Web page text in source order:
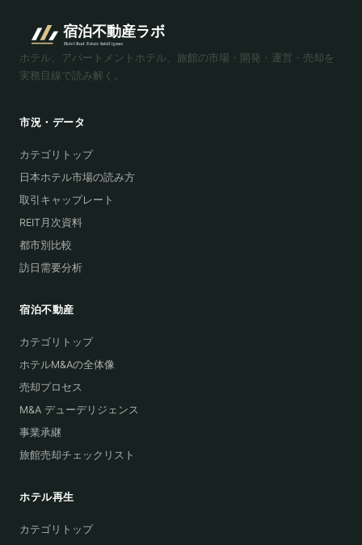
ホテル、アパートメントホテル、旅館の市場・開発・運営・売却を
実務目線で読み解く。
市況・データ
カテゴリトップ
日本ホテル市場の読み方
取引キャップレート
REIT月次資料
都市別比較
訪日需要分析
宿泊不動産
カテゴリトップ
ホテルM&Aの全体像
売却プロセス
M&A デューデリジェンス
事業承継
旅館売却チェックリスト
ホテル再生
カテゴリトップ